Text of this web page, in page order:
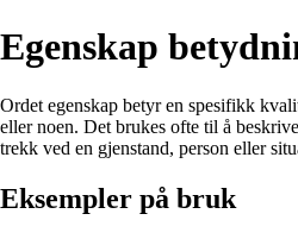
Egenskap
Ordet egenskap betyr en spesifikk
eller noen. Det brukes ofte til å
trekk ved en gjenstand, person eller
Eksempler på bruk